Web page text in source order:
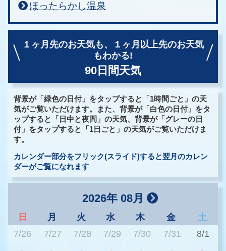
ほったらかし温泉
１ヶ月先のお天気も、
１ヶ月以上先のお天気
もわかる!
90日間天気
背景が「緑色の日付」をタップすると「1時間ごと」の天
気がご覧いただけます。また、背景が「白色の日付」をタ
ップすると「日中と夜間」の天気、背景が「グレーの日
付」をタップすると「1日ごと」の天気がご覧いただけま
す。
カレンダー部分をフリック(スライド)すると翌月のカレン
ダーがご覧になれます
2026年 08月
日 月 火 水 木 金
土
7/26
7/27 7/28 7/29 7/30 7/31 8/1